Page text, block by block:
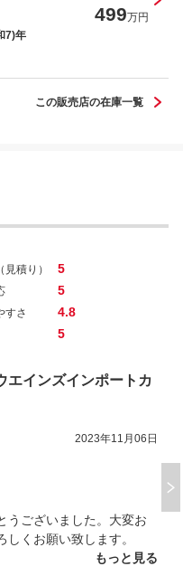
499万円
7)年
この販売店の在庫一覧
積り） 5
5
すさ 4.8
5
インズインポートカ
2023年11月06日
うございました。大変お
くお願い致します。
もっと見る